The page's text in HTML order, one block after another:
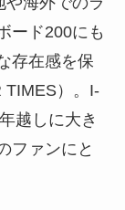
ード200にも
存在感を保
TIMES）。I-
越しに大き
ファンにと